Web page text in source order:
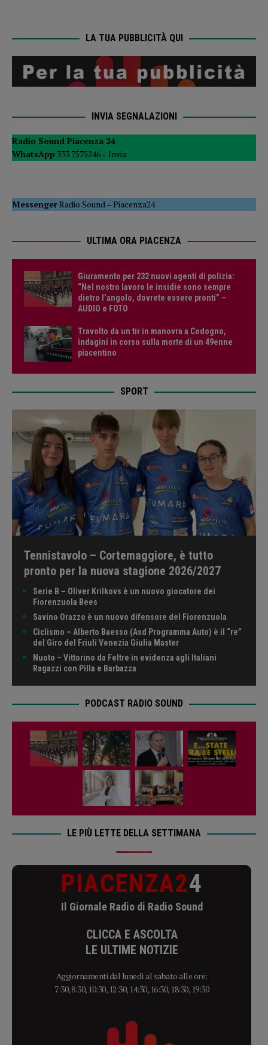
LA TUA PUBBLICITÀ QUI
INVIA SEGNALAZIONI
Radio Sound Piacenza 24
WhatsApp 333 7575246 – Invia
MessengerRadio Sound –Piacenza24
ULTIMA ORA PIACENZA
Giuramento per 232 nuovi agenti di polizia:
“Nel nostro lavoro le insidie sono sempre
dietro l’angolo, dovrete essere pronti” –
AUDIO e FOTO
Travolto da un tir in manovra a Codogno,
indagini in corso sulla morte di un 49enne
piacentino
SPORT
Tennistavolo – Cortemaggiore, è tutto
pronto per la nuova stagione 2026/2027
Serie B – Oliver Krilkovs è un nuovo giocatore dei
Fiorenzuola Bees
Savino Orazzo è un nuovo difensore del Fiorenzuola
Ciclismo – Alberto Baesso (Asd Programma Auto) è il “re”
del Giro del Friuli Venezia Giulia Master
Nuoto – Vittorino da Feltre in evidenza agli Italiani
Ragazzi con Pilla e Barbazza
PODCAST RADIO SOUND
LE PIÙ LETTE DELLA SETTIMANA
PIACENZA24
Il Giornale Radio di Radio Sound
CLICCA E ASCOLTA
LE ULTIME NOTIZIE
Aggiornamenti dal lunedì al sabato alle ore:
7:30, 8:30, 10:30, 12:30, 14:30, 16:30, 18:30, 19:30